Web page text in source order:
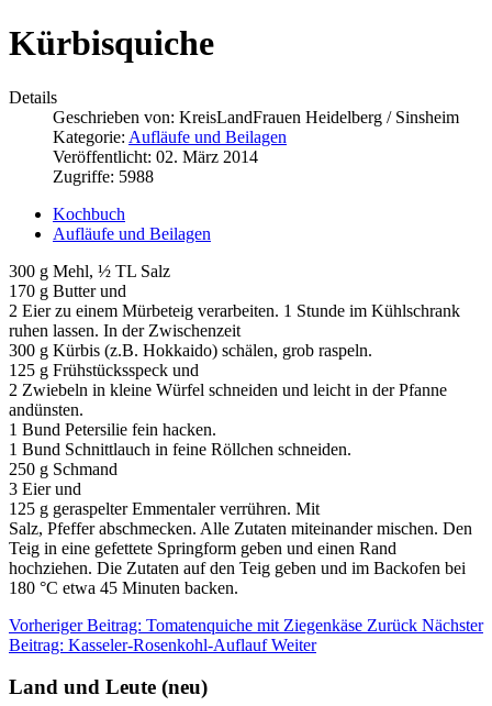
Kürbisquiche
Details
Geschrieben von: KreisLandFrauen Heidelberg / Sinsheim
Kategorie: Aufläufe und Beilagen
Veröffentlicht: 02. März 2014
Zugriffe: 5988
Kochbuch
Aufläufe und Beilagen
300 g Mehl, ½ TL Salz
170 g Butter und
2 Eier zu einem Mürbeteig verarbeiten. 1 Stunde im Kühlschrank
ruhen lassen. In der Zwischenzeit
300 g Kürbis (z.B. Hokkaido) schälen, grob raspeln.
125 g Frühstücksspeck und
2 Zwiebeln in kleine Würfel schneiden und leicht in der Pfanne
andünsten.
1 Bund Petersilie fein hacken.
1 Bund Schnittlauch in feine Röllchen schneiden.
250 g Schmand
3 Eier und
125 g geraspelter Emmentaler verrühren. Mit
Salz, Pfeffer abschmecken. Alle Zutaten miteinander mischen. Den
Teig in eine gefettete Springform geben und einen Rand
hochziehen. Die Zutaten auf den Teig geben und im Backofen bei
180 °C etwa 45 Minuten backen.
Vorheriger Beitrag: Tomatenquiche mit Ziegenkäse Zurück Nächster
Beitrag: Kasseler-Rosenkohl-AuflaufWeiter
Land und Leute (neu)